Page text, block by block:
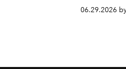
06.29.2026